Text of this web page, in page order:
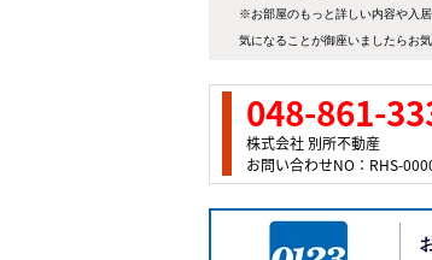
※お部屋のもっと詳しい内容や入
気になることが御座いましたらお
048-861-
株式会社 別所不動産
お問い合わせNO：RHS-